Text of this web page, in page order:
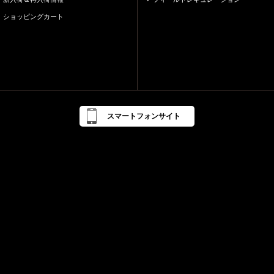
ショッピングカート
スマートフォンサイト